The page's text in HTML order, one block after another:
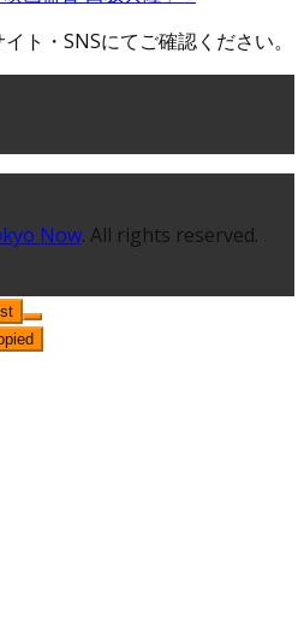
ト・SNSにてご確認ください。
Now. All rights reserved.